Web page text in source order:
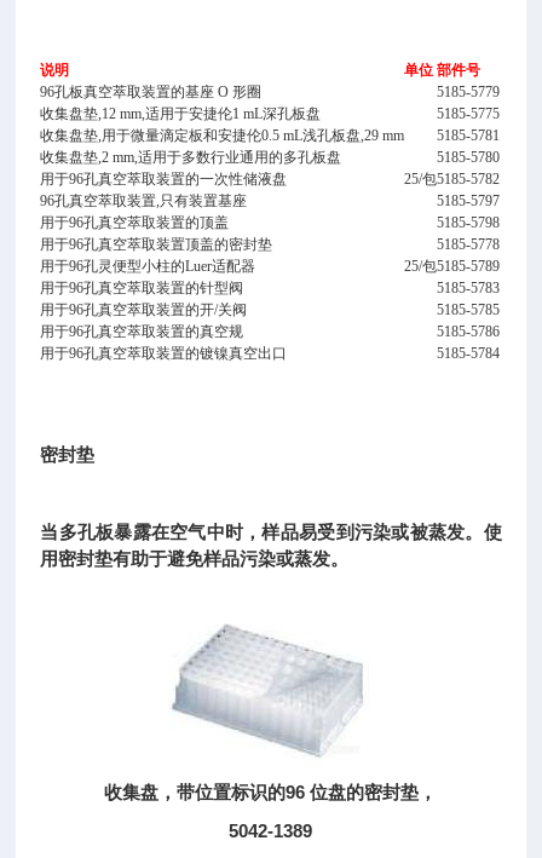
说明 单位 部件号
96孔板真空萃取装置的基座 O 形圈
5185-5779
收集盘垫,12 mm,适用于安捷伦1 mL深孔板盘
5185-5775
收集盘垫,用于微量滴定板和安捷伦0.5 mL浅孔板盘,29 mm
5185-5781
收集盘垫,2 mm,适用于多数行业通用的多孔板盘
5185-5780
用于96孔真空萃取装置的一次性储液盘
25/包5185-5782
96孔真空萃取装置,只有装置基座
5185-5797
用于96孔真空萃取装置的顶盖
5185-5798
用于96孔真空萃取装置顶盖的密封垫
5185-5778
用于96孔灵便型小柱的Luer适配器
25/包5185-5789
用于96孔真空萃取装置的针型阀
5185-5783
用于96孔真空萃取装置的开/关阀
5185-5785
用于96孔真空萃取装置的真空规
5185-5786
用于96孔真空萃取装置的镀镍真空出口
5185-5784
密封垫
当多孔板暴露在空气中时，样品易受到污染或被蒸发。使
用密封垫有助于避免样品污染或蒸发。
收集盘，带位置标识的96 位盘的密封垫，
5042-1389